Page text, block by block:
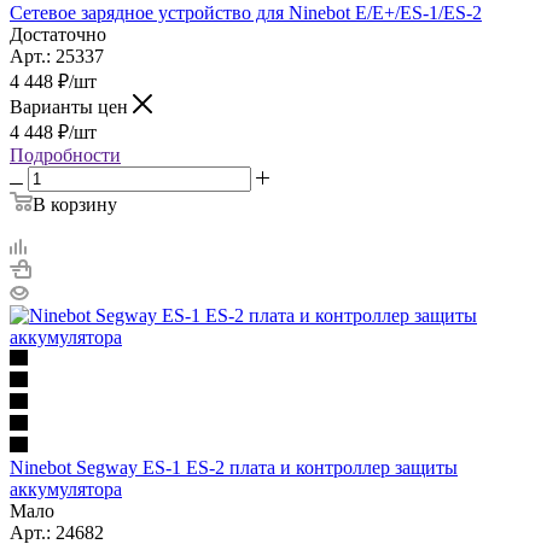
Сетевое зарядное устройство для Ninebot E/E+/ES-1/ES-2
Достаточно
Арт.: 25337
4 448 ₽/шт
Варианты цен
4 448 ₽/шт
Подробности
В корзину
Ninebot Segway ES-1 ES-2 плата и контроллер защиты
аккумулятора
Мало
Арт.: 24682